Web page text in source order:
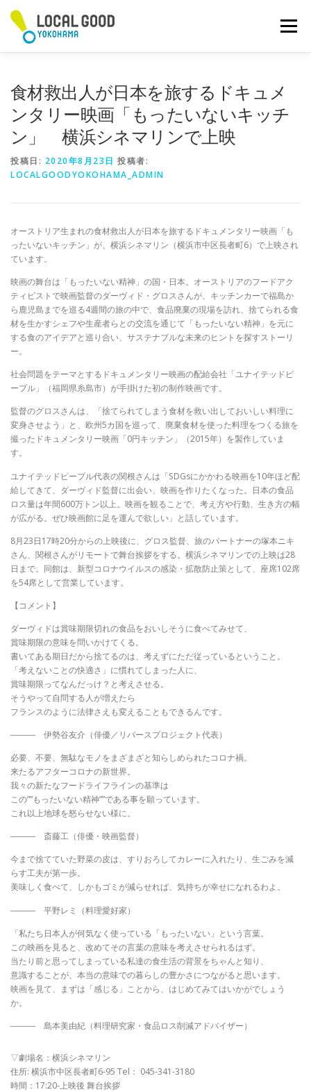
メニュー
食材救出人が日本を旅するドキュメ
ンタリー映画「もったいないキッチ
ン」 横浜シネマリンで上映
投稿日: 2020年8月23日 投稿者:
LOCALGOODYOKOHAMA_ADMIN
オーストリア生まれの食材救出人が日本を旅するドキュメンタリー映画「も
ったいないキッチン」が、横浜シネマリン（横浜市中区長者町6）で上映され
ています。
映画の舞台は「もったいない精神」の国・日本。オーストリアのフードアク
ティビストで映画監督のダーヴィド・グロスさんが、キッチンカーで福島か
ら鹿児島までを巡る4週間の旅の中で、食品廃棄の現場を訪れ、捨てられる食
材を生かすシェフや生産者らとの交流を通じて「もったいない精神」を元に
する食のアイデアと巡り合い、サステナブルな未来のヒントを探すストーリ
ー。
社会問題をテーマとするドキュメンタリー映画の配給会社「ユナイテッドピ
ープル」（福岡県糸島市）が手掛けた初の制作映画です。
監督のグロスさんは、「捨てられてしまう食材を救い出しておいしい料理に
変身させよう」と、欧州5カ国を巡って、廃棄食材を使った料理をつくる旅を
撮ったドキュメンタリー映画「0円キッチン」（2015年）を製作していま
す。
ユナイテッドピープル代表の関根さんは「SDGsにかかわる映画を10年ほど配
給してきて、ダーヴィド監督に出会い、映画を作りたくなった。日本の食品
ロス量は年間600万トン以上。映画を観ることで、考え方や行動、生き方の幅
が広がる。ぜひ映画館に足を運んで欲しい」と話しています。
8月23日17時20分からの上映後に、グロス監督、旅のパートナーの塚本ニキ
さん、関根さんがリモートで舞台挨拶をする。横浜シネマリンでの上映は28
日まで。同館は、新型コロナウイルスの感染・拡散防止策として、座席102席
を54席として営業しています。
【コメント】
ダーヴィドは賞味期限切れの食品をおいしそうに食べてみせて、
賞味期限の意味を問いかけてくる。
書いてある期日だから捨てるのは、考えずにただ従っているということ。
「考えないことの快適さ」に慣れてしまった人に、
賞味期限ってなんだっけ？と考えさせる。
そうやって自問する人が増えたら
フランスのように法律さえも変えることもできるんです。
――― 伊勢谷友介（俳優／リバースプロジェクト代表）
必要、不要、無駄なモノをまざまざと知らしめられたコロナ禍。
来たるアフターコロナの新世界。
我々の新たなフードライフラインの基準は
この””もったいない精神””である事を願っています。
これ以上地球を怒らせない様に。
――― 斎藤工（俳優・映画監督）
今まで捨てていた野菜の皮は、すりおろしてカレーに入れたり、生ごみを減
らす工夫が第一歩。
美味しく食べて、しかもゴミが減らせれば、気持ちが幸せになれるわよ。
――― 平野レミ（料理愛好家）
「私たち日本人が何気なく使っている「もったいない」という言葉。
この映画を見ると、改めてその言葉の意味を考えさせられるはず。
当たり前と思ってしまっている私達の食生活の背景をちゃんと知り、
意識することが、本当の意味での暮らしの豊かさにつながると思います。
映画を見て、まずは「感じる」ことから、はじめてみてはいかがでしょう
か。
――― 島本美由紀（料理研究家・食品ロス削減アドバイザー）
▽劇場名：横浜シネマリン
住所: 横浜市中区長者町6-95 Tel： 045-341-3180
時間：17:20-上映後 舞台挨拶